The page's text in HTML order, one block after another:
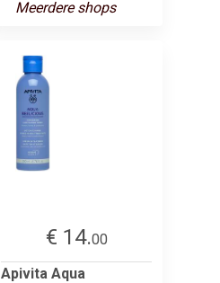
Meerdere shops
€ 14.00
Apivita Aqua